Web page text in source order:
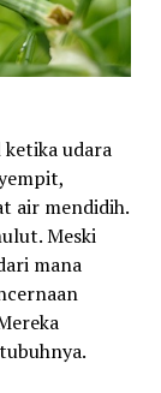
udara
air mendidih.
Meski
mana